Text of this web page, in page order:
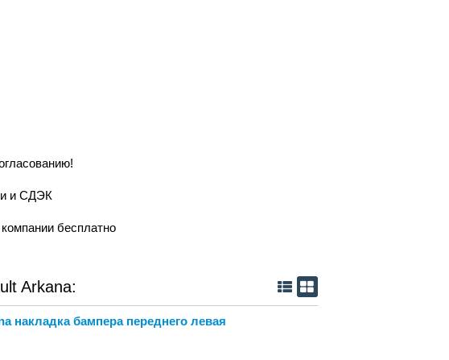
и СДЭК
бесплатно
Arkana:
накладка бампера переднего левая